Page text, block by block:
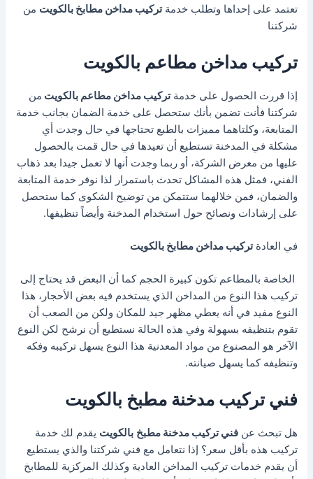
تعتمد على إحداها وتطلب خدمةتركيب مداخن مطابخ بالكويت من
شركتنا
تركيب مداخن مطاعم بالكويت
إذا قررت الحصول على خدمةتركيب مداخن مطاعم بالكويت من
شركتنا فأنت تضمن بأنك ستحصل على خدمة الضمان بجانب خدمة
المتابعة، وكلتاهما مميزات بالطبع تحتاجها في حال وجدت أي
مشكلة في المدخنة تستطيع أن تعيدها في حال قمت بالحصول
عليها من معرض الشركة، أو ربما وجدت أنها لا تعمل جيدا بعد ذهاب
الفني، فمثل هذه المشاكل تحدث باستمرار لذا نوفر خدمة المتابعة
والضمان، فمن خلالهما ستتمكن من توضيح الشكوى كما ستحصل
على إرشادات ونصائح حول استخدام المدخنة وأيضاً تنظيفها.
في العادةتركيب مداخن مطابخ بالكويت
الخاصة بالمطاعم تكون كبيرة الحجم كما أن البعض قد يحتاج إلى
تركيب هذا النوع من المداخن الذي يستخدم فيه بعض الأحجار، هذا
النوع مفيد في أنه يعطي مظهر جيد للمكان ولكن من الصعب أن
تقوم بتنظيفه بسهولة وفي هذه الحالة نستطيع أن نرشح لكن النوع
الآخر هو المصنوع من مواد المعدنية هذا النوع يسهل تركيبه وفكه
وتنظيفه كما يسهل صيانته.
فني تركيب مدخنة مطبخ بالكويت
هل تبحث عنفني تركيب مدخنة مطبخ بالكويت يقدم لك خدمة
تركيب هذه بأقل سعر؟ إذا نتعامل مع فني شركتنا والذي يستطيع
أن يقدم خدمات تركيب المداخن العادية وكذلك المركزية للمطابخ